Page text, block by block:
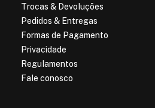
Trocas & Devoluções
Pedidos & Entregas
Formas de Pagamento
Privacidade
Regulamentos
Fale conosco